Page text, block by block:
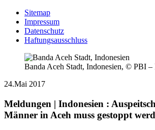
Sitemap
Impressum
Datenschutz
Haftungsausschluss
Banda Aceh Stadt, Indonesien, © PBI
24.Mai 2017
Meldungen | Indonesien :
Männer in Aceh muss gestoppt